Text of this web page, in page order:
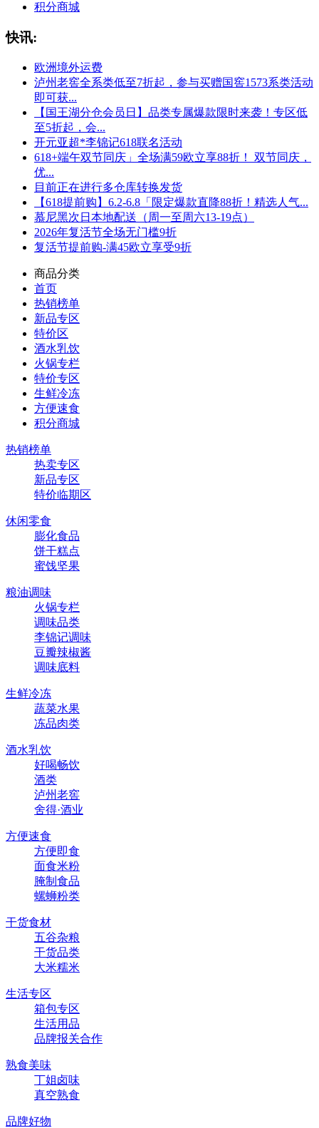
积分商城
快讯:
欧洲境外运费
泸州老窖全系类低至7折起，参与买赠国窖1573系类活动
即可获...
【国王湖分仓会员日】品类专属爆款限时来袭！专区低
至5折起，会...
开元亚超*李锦记618联名活动
618+端午双节同庆」全场满59欧立享88折！ 双节同庆，
优...
目前正在进行多仓库转换发货
【618提前购】6.2-6.8「限定爆款直降88折！精选人气...
慕尼黑次日本地配送（周一至周六13-19点）
2026年复活节全场无门槛9折
复活节提前购-满45欧立享受9折
商品分类
首页
热销榜单
新品专区
特价区
酒水乳饮
火锅专栏
特价专区
生鲜冷冻
方便速食
积分商城
热销榜单
热卖专区
新品专区
特价临期区
休闲零食
膨化食品
饼干糕点
蜜饯坚果
粮油调味
火锅专栏
调味品类
李锦记调味
豆瓣辣椒酱
调味底料
生鲜冷冻
蔬菜水果
冻品肉类
酒水乳饮
好喝畅饮
酒类
泸州老窖
舍得·酒业
方便速食
方便即食
面食米粉
腌制食品
螺蛳粉类
干货食材
五谷杂粮
干货品类
大米糯米
生活专区
箱包专区
生活用品
品牌报关合作
熟食美味
丁姐卤味
真空熟食
品牌好物